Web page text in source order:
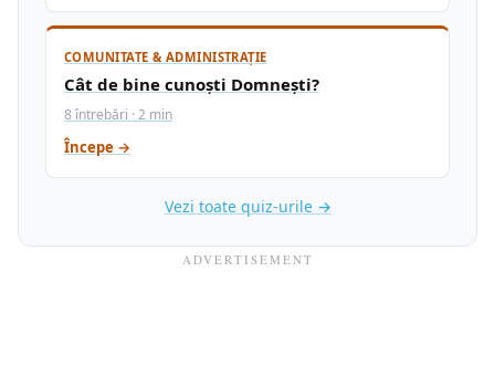
COMUNITATE & ADMINISTRAȚIE
Cât de bine cunoști Domnești?
8 întrebări · 2 min
Începe →
Vezi toate quiz-urile →